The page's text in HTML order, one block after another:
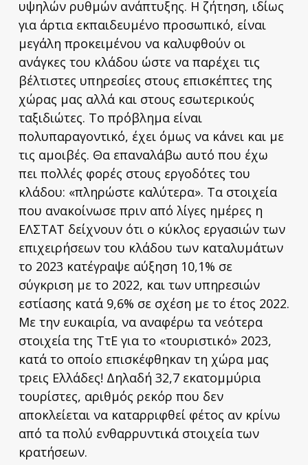
υψηλών ρυθμών ανάπτυξης. Η ζήτηση, ιδίως
για άρτια εκπαιδευμένο προσωπικό, είναι
μεγάλη προκειμένου να καλυφθούν οι
ανάγκες του κλάδου ώστε να παρέχει τις
βέλτιστες υπηρεσίες στους επισκέπτες της
χώρας μας αλλά και στους εσωτερικούς
ταξιδιώτες. Το πρόβλημα είναι
πολυπαραγοντικό, έχει όμως να κάνει και με
τις αμοιβές. Θα επαναλάβω αυτό που έχω
πει πολλές φορές στους εργοδότες του
κλάδου: «πληρώστε καλύτερα». Τα στοιχεία
που ανακοίνωσε πριν από λίγες ημέρες η
ΕΛΣΤΑΤ δείχνουν ότι ο κύκλος εργασιών των
επιχειρήσεων του κλάδου των καταλυμάτων
το 2023 κατέγραψε αύξηση 10,1% σε
σύγκριση με το 2022, και των υπηρεσιών
εστίασης κατά 9,6% σε σχέση με το έτος 2022.
Με την ευκαιρία, να αναφέρω τα νεότερα
στοιχεία της ΤτΕ για το «τουριστικό» 2023,
κατά το οποίο επισκέφθηκαν τη χώρα μας
τρεις Ελλάδες! Δηλαδή 32,7 εκατομμύρια
τουρίστες, αριθμός ρεκόρ που δεν
αποκλείεται να καταρριφθεί φέτος αν κρίνω
από τα πολύ ενθαρρυντικά στοιχεία των
κρατήσεων.